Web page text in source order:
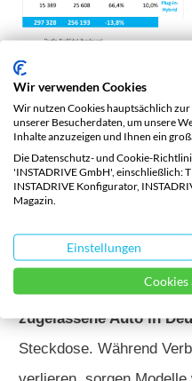
Im Juni 2025 zeigt sich
Elektromobilität ist auf
reinenElektroauto-
ein starkes Wachstum
Vorjahr erzielt – auch der
klare Sprache. Zählt man
dazu, stammt
zugelassene Auto in
Steckdose. Während
Wir verwenden Cookies
Wir nutzen Cookies hauptsächlich
unserer Besucherdaten, um unsere
Inhalte anzuzeigen und Ihnen ein
Die Datenschutz- und Cookie-
'INSTADRIVE GmbH', einschließlich:
INSTADRIVE Konfigurator,
Magazin.
Einstellungen
Cookies